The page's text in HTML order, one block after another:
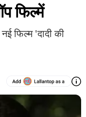
फिल्में
फिल्म 'दादी की